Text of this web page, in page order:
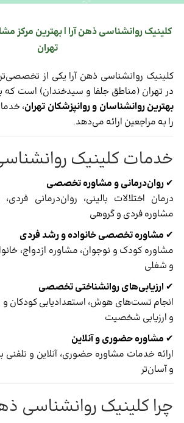
کلینیک روانشناسی ذهن آرا | بهترین مرکز
تهران
کلینیک روانشناسی ذهن آرا یکی از
در تهران (مناطق جلفا و سیدخندان) است که
بهترین روانشناسان و روانپزشکان تهران،
را به مراجعین ارائه می‌دهد.
خدمات کلینیک
✔روان‌درمانی و مشاوره تخصصی
درمان اختلالات بالینی، روان‌درمانی
مشاوره فردی و گروهی
✔ مشاوره تخصصی خانواده و رشد فردی
مشاوره کودک و نوجوان، مشاوره ازدواج،
و شغلی
✔ ارزیابی‌های روانشناختی تخصصی
انجام تست‌های هوش، استعداد‌یابی کودکان و
و ارزیابی شخصیت
✔ مشاوره حضوری و آنلاین
ارائه خدمات مشاوره حضوری، آنلاین و
و آسان‌تر
چرا کلینیک روانشناسی